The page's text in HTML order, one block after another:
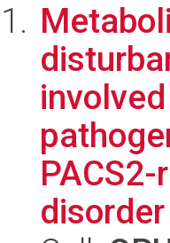
disorder